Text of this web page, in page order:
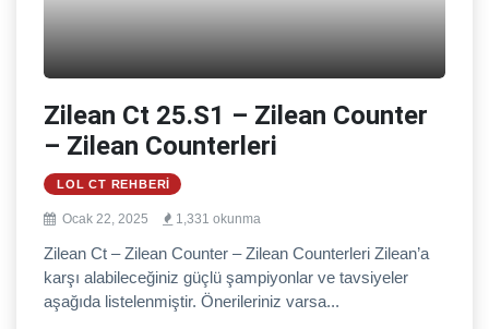
Zilean Ct 25.S1 – Zilean Counter
– Zilean Counterleri
LOL CT REHBERI
Ocak 22, 2025 1,331 okunma
Zilean Ct – Zilean Counter – Zilean Counterleri Zilean’a
karşı alabileceğiniz güçlü şampiyonlar ve tavsiyeler
aşağıda listelenmiştir. Önerileriniz varsa...